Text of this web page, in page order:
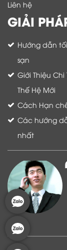
Liên hệ
GIẢI
Hướng dẫn
sạn
Giới Thiệu
Thế Hệ Mới
Cách Hạn
Các hướng
nhất